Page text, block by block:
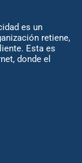
es un
retiene,
Esta es
donde el